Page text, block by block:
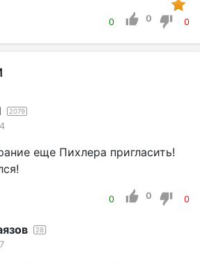
0 0 0
2079
еще Пихлера пригласить!
0 0 0
28